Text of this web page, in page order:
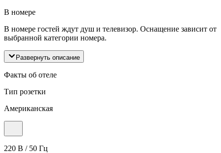
В номере
В номере гостей ждут душ и телевизор. Оснащение зависит от
выбранной категории номера.
Развернуть описание
Факты об отеле
Тип розетки
Американская
220 В / 50 Гц